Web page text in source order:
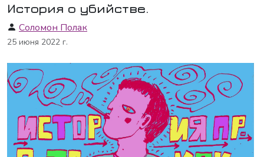
История о убийстве.
Соломон Полак
25 июня 2022 г.